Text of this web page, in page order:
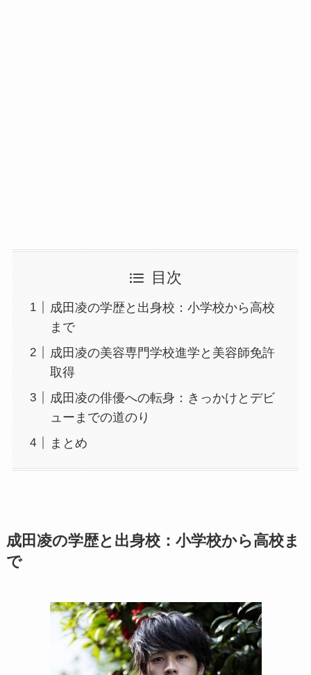
目次
成田凌の学歴と出身校：小学校から高校
まで
成田凌の美容専門学校進学と美容師免許
取得
成田凌の俳優への転身：きっかけとデビ
ューまでの道のり
まとめ
成田凌の学歴と出身校：小学校から高校ま
で